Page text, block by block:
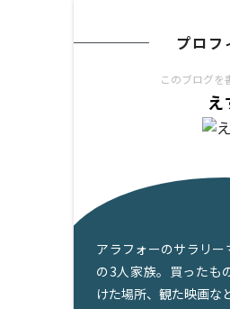
プロフ
このブログを
え
アラフォーのサラリー
の3人家族。買ったも
けた場所、観た映画な